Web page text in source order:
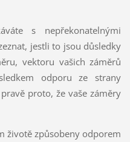
s nepřekonatelnými
jestli to jsou důsledky
vektoru vašich záměrů
odporu ze strany
proto, že vaše záměry
životě způsobeny odporem